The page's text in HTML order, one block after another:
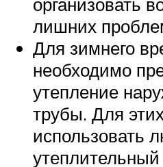
лишних
Для зимнего
необходимо
утепление
трубы. Для
использовать